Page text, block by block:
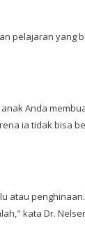
pelajaran yang
Anda
ia tidak bisa
atau
kata Dr.